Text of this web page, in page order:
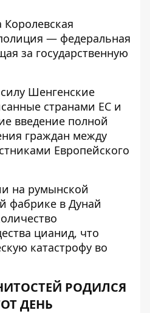
— федеральная
за государственную
Шенгенские
странами ЕС и
введение полной
граждан между
Европейского
на румынской
фабрике в Дунай
цианид, что
катастрофу во
РОДИЛСЯ
ДЕНЬ